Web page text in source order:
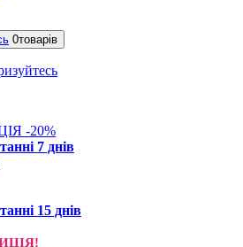
0товарів
-20%
7 днiв
15 днiв